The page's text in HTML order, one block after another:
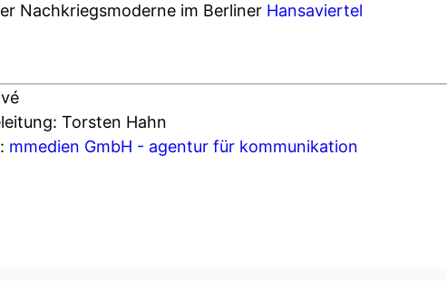
Nachkriegsmoderne im Berliner Hansaviertel
Torsten Hahn
mmedien GmbH - agentur für kommunikation